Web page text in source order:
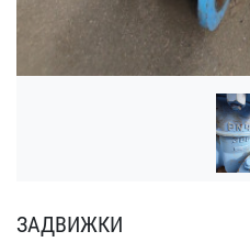
ЗАДВИЖКИ